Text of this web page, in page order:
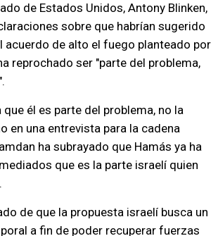
de Estados Unidos, Antony Blinken,
sobre que habrían sugerido
acuerdo de alto el fuego planteado por
reprochado ser "parte del problema,
él es parte del problema, no la
en una entrevista para la cadena
ha subrayado que Hamás ya ha
que es la parte israelí quien
de que la propuesta israelí busca un
a fin de poder recuperar fuerzas